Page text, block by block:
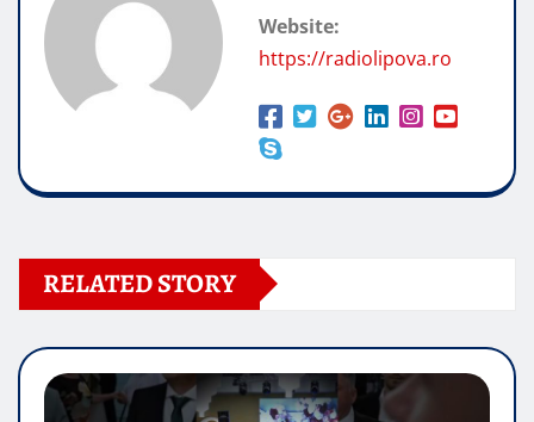
Website:
https://radiolipova.ro
RELATED STORY